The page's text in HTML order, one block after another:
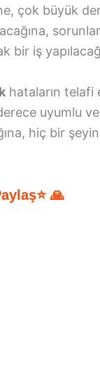
çok büyük
bir iş
hataların telafi
uyumlu
hiç bir
🙏